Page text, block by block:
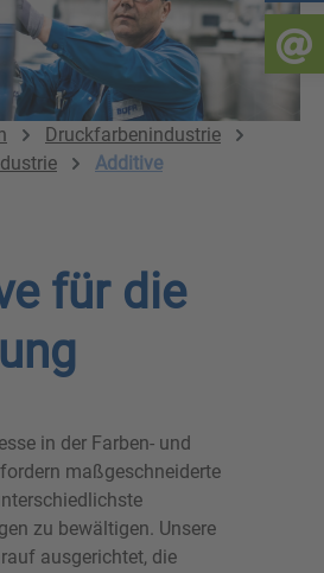
Druckfarbenindustrie
Additive
für die
in der Farben- und
maßgeschneiderte
zu bewältigen. Unsere
ausgerichtet, die